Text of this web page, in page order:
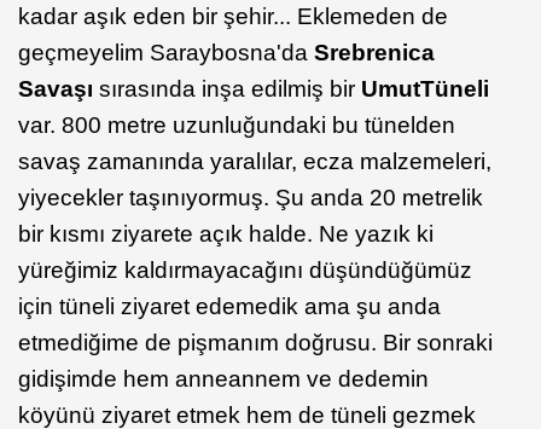
kadar aşık eden bir şehir... Eklemeden de
geçmeyelim Saraybosna'da Srebrenica
Savaşı sırasında inşa edilmiş bir UmutTüneli
var. 800 metre uzunluğundaki bu tünelden
savaş zamanında yaralılar, ecza malzemeleri,
yiyecekler taşınıyormuş. Şu anda 20 metrelik
bir kısmı ziyarete açık halde. Ne yazık ki
yüreğimiz kaldırmayacağını düşündüğümüz
için tüneli ziyaret edemedik ama şu anda
etmediğime de pişmanım doğrusu. Bir sonraki
gidişimde hem anneannem ve dedemin
köyünü ziyaret etmek hem de tüneli gezmek